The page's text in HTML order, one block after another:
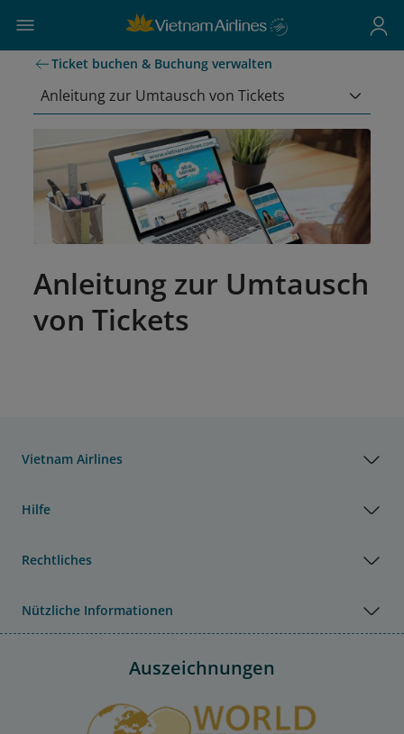
Ticket buchen & Buchung verwalten
Anleitung zur Umtausch von Tickets
Anleitung zur Umtausch
von Tickets
Vietnam Airlines
Hilfe
Rechtliches
Nützliche Informationen
Auszeichnungen